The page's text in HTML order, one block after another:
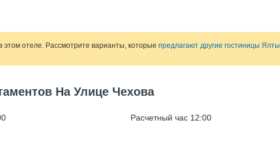
отеле. Рассмотрите варианты, которые предлагают другие гостиницы Ялты
На Улице Чехова
Расчетный час 12:00